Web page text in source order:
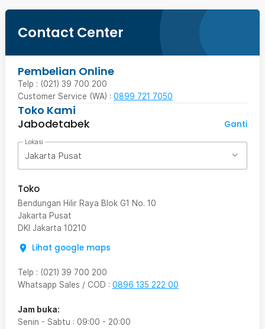
Contact Center
Pembelian Online
Telp : (021) 39 700 200
Customer Service (WA) : 0899 721 7050
Toko Kami
Jabodetabek
Ganti
Lokasi
Jakarta Pusat
Toko
Bendungan Hilir Raya Blok G1 No. 10
Jakarta Pusat
DKI Jakarta 10210
Lihat google maps
Telp : (021) 39 700 200
Whatsapp Sales / COD : 0896 135 222 00
Jam buka:
Senin - Sabtu : 09:00 - 20:00